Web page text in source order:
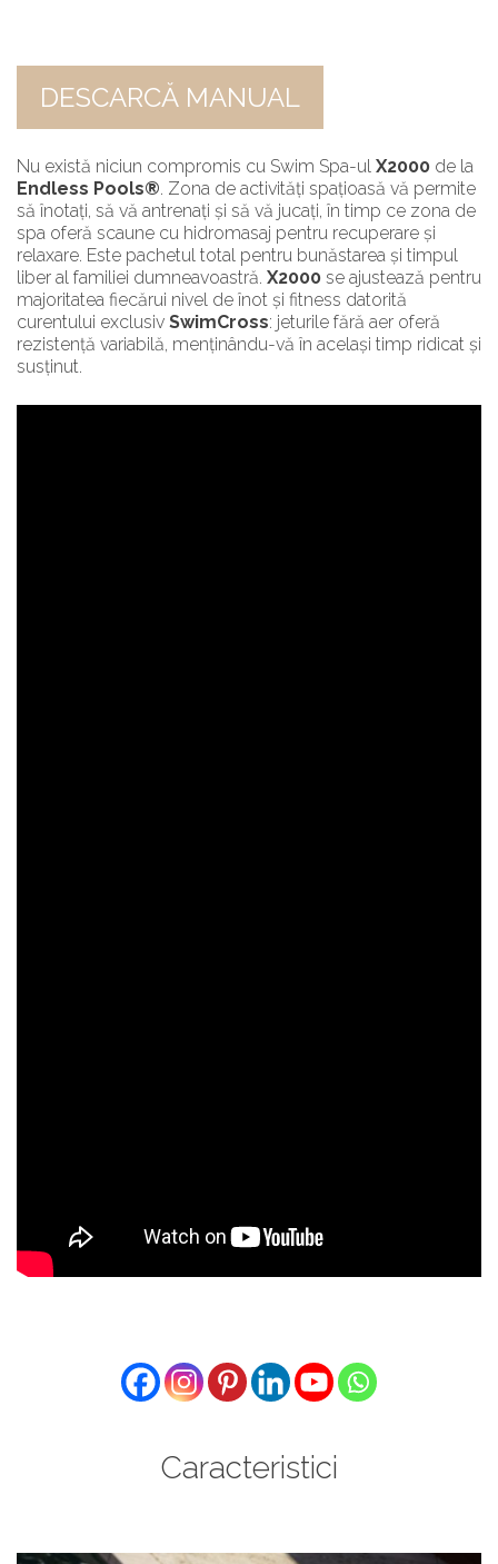
DESCARCĂ MANUAL
Nu există niciun compromis cu Swim Spa-ul X2000 de la
Endless Pools®. Zona de activități spațioasă vă permite
să înotați, să vă antrenați și să vă jucați, în timp ce zona de
spa oferă scaune cu hidromasaj pentru recuperare și
relaxare. Este pachetul total pentru bunăstarea și timpul
liber al familiei dumneavoastră. X2000 se ajustează pentru
majoritatea fiecărui nivel de înot și fitness datorită
curentului exclusiv SwimCross: jeturile fără aer oferă
rezistență variabilă, menținându-vă în același timp ridicat și
susținut.
Caracteristici